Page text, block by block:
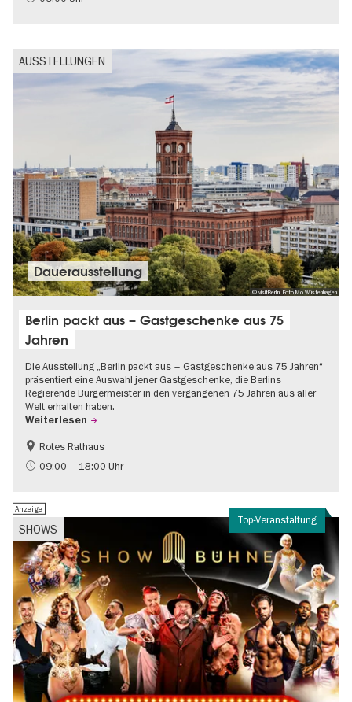
AUSSTELLUNGEN
© visitBerlin, Foto Mo Wüstenhagen
Dauer­aus­stel­lung
Berlin packt aus – Gastgeschenke aus 75
Jahren
Die Ausstellung „Berlin packt aus – Gastgeschenke aus 75 Jahren“
präsentiert eine Auswahl jener Gastgeschenke, die Berlins
Regierende Bürgermeister in den vergangenen 75 Jahren aus aller
Welt erhalten haben.
Weiterlesen
Geschichte
Gratis
Rotes Rathaus
09:00 – 18:00 Uhr
Top-Veranstaltung
SHOWS
Anzeige